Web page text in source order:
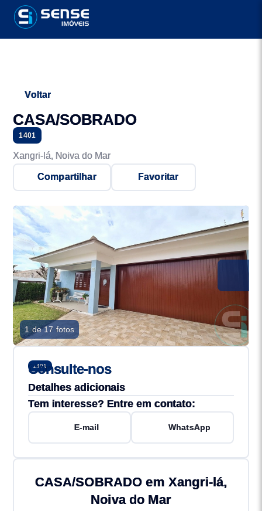
Voltar
CASA/SOBRADO
1401
Xangri-lá, Noiva do Mar
Compartilhar Favoritar
1 de 17 fotos
1401
Consulte-nos
Detalhes adicionais
Tem interesse? Entre em contato:
E-mail WhatsApp
CASA/SOBRADO em Xangri-lá,
Noiva do Mar